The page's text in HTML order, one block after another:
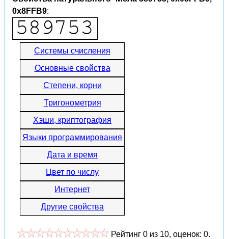
0x8FFB9:
Системы счисления
Основные свойства
Степени, корни
Тригонометрия
Хэши, криптография
Языки программирования
Дата и время
Цвет по числу
Интернет
Другие свойства
Рейтинг 0 из 10, оценок: 0.